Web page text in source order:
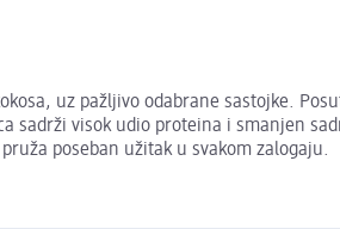
uz pažljivo odabrane sastojke.
sadrži visok udio proteina i smanjen
poseban užitak u svakom zalogaju.